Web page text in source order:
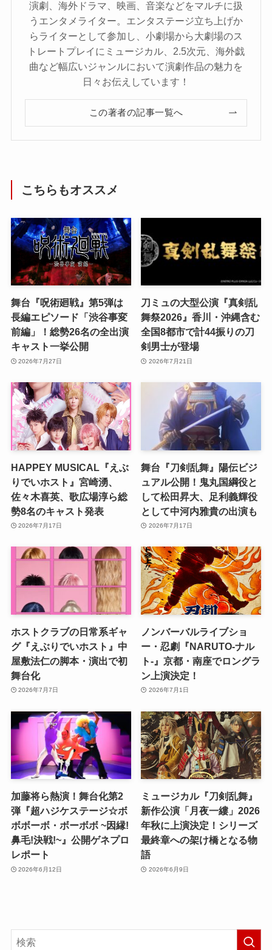
演劇、海外ドラマ、映画、音楽などをマルチに扱
うエンタメライター。エンタステージ立ち上げか
らライターとして参加し、小劇場から大劇場のス
トレートプレイにミュージカル、2.5次元、海外戯
曲など幅広いジャンルにおいて演劇作品の魅力を
日々お伝えしています！
この著者の記事一覧へ
こちらもオススメ
舞台『呪術廻戦』第5弾は
長編エピソード「渋谷事変
前編」！総勢26名の全出演
キャスト一挙公開
2026年7月27日
刀ミュの大型公演『真剣乱
舞祭2026』香川・沖縄含む
全国8都市で計44振りの刀
剣男士が登場
2026年7月21日
HAPPEY MUSICAL『えぶ
りでいホスト』宮崎湧、
佐々木喜英、歌広場淳ら総
勢8名のキャスト発表
2026年7月17日
舞台『刀剣乱舞』陽伝ビジ
ュアル公開！鬼丸国綱役と
して松田昇大、足利義輝役
として中河内雅貴の出演も
2026年7月17日
ホストクラブの日常系ギャ
グ『えぶりでいホスト』中
屋敷法仁の脚本・演出で初
舞台化
2026年7月7日
ノンバーバルライブショ
ー・忍劇『NARUTO-ナル
ト-』京都・南座でロングラ
ン上演決定！
2026年7月1日
加藤将ら熱演！舞台化第2
弾『超ハジケステージ☆ボ
ボボーボ・ボーボボ ~因縁!
鼻毛!決戦!~』公開ゲネプロ
レポート
2026年6月12日
ミュージカル『刀剣乱舞』
新作公演「月夜一縷」2026
年秋に上演決定！シリーズ
最終章への架け橋となる物
語
2026年6月9日